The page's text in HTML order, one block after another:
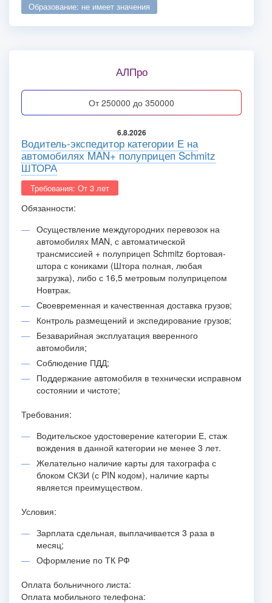
образование: не имеет значения
АЛПро
от 250000 до 350000
6.8.2026
Водитель-экспедитор категории Е на
автомобилях MAN+ полуприцеп Schmitz
ШТОРА
Требования: От 3 лет
Обязанности:
Осуществление междугородних перевозок на
автомобилях MAN, с автоматической
трансмиссией + полуприцеп Schmitz бортовая-
штора с кониками (Штора полная, любая
загрузка), либо с 16,5 метровым полуприцепом
Новтрак.
Своевременная и качественная доставка грузов;
Контроль размещений и экспедирование грузов;
Безаварийная эксплуатация вверенного
автомобиля;
Соблюдение ПДД;
Поддержание автомобиля в технически исправном
состоянии и чистоте;
Требования:
Водительское удостоверение категории Е, стаж
вождения в данной категории не менее 3 лет.
Желательно наличие карты для тахографа с
блоком СКЗИ (с PIN кодом), наличие карты
является преимуществом.
Условия:
Зарплата сдельная, выплачивается 3 раза в
месяц;
Оформление по ТК РФ
Оплата больничного листа:
Оплата мобильного телефона: